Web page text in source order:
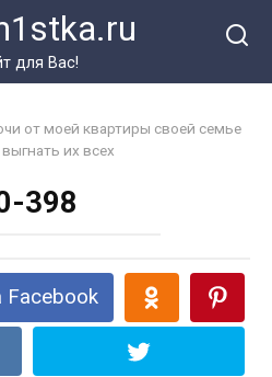
для Вас!
от моей квартиры своей семье
их всех
398
Facebook